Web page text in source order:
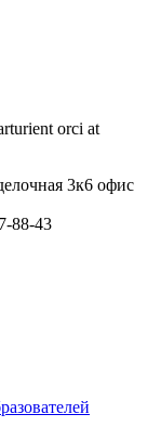
orci at
3к6 офис
88-43